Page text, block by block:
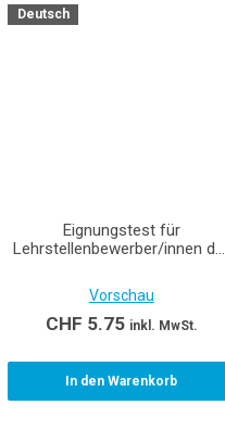
Deutsch
Eignungstest für
Lehrstellenbewerber/innen der
Lüftungsanlagenpraktiker/-in
EBA und
Lüftungsanlagenbauer/-in EFZ
Korrekturanleitung
Vorschau
CHF 5.75 inkl. MwSt.
In den Warenkorb